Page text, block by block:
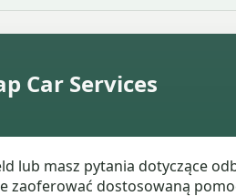
Car Services
lub masz pytania dotyczące
zaoferować dostosowaną